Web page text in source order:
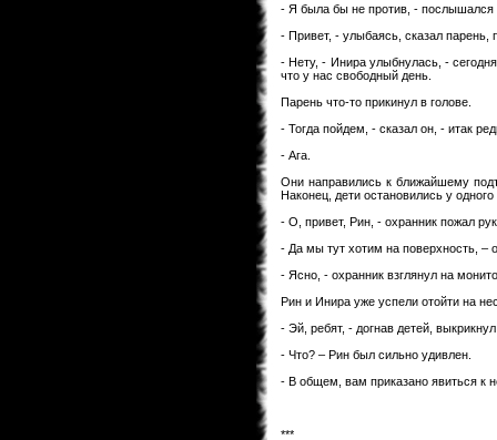
- Я была бы не против, - послышался
- Привет, - улыбаясь, сказал парень,
- Нету, - Инира улыбнулась, -
что у нас свободный день.
Парень что-то прикинул в голове.
- Тогда пойдем, - сказал он, - итак
- Ага.
Они направились к ближайшему
Наконец, дети остановились у
- О, привет, Рин, - охранник пожал
- Да мы тут хотим на поверхность, –
- Ясно, - охранник взглянул на
Рин и Инира уже успели отойти на
- Эй, ребят, - догнав детей,
- Что? – Рин был сильно удивлен.
- В общем, вам приказано явиться к
***